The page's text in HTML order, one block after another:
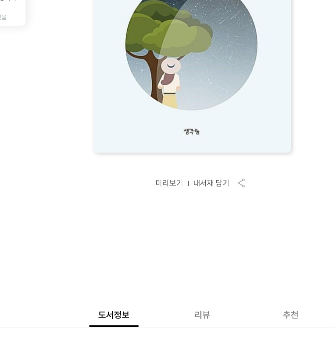
물
미리보기 내서재 담기
도서정보 리뷰 추천